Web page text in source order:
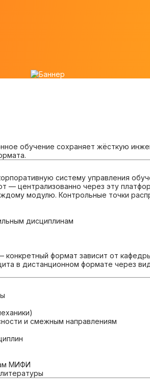
обучение сохраняет жёсткую
систему управления
— централизованно через эту
модулю. Контрольные точки
дисциплинам
формат зависит от
в дистанционном формате через
и смежным направлениям
МИФИ